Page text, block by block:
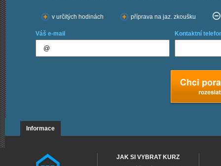
v určitých hodinách příprava na jaz. zkoušku
Váš e-mail Kontaktní
Informace
JAK SI VYBRAT KURZ